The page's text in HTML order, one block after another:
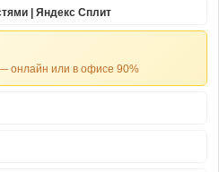
| Яндекс Сплит
онлайн или в офисе 90%